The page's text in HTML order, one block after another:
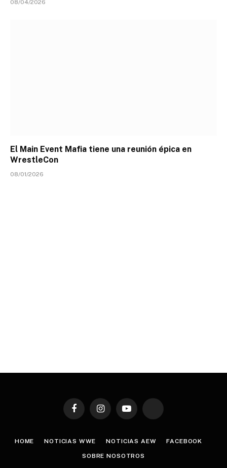
08/04/2026
El Main Event Mafia tiene una reunión épica en
WrestleCon
08/01/2026
FacebookInstagramYouTube TikTok
HOME NOTICIAS WWE NOTICIAS AEW FACEBOOK
SOBRE NOSOTROS